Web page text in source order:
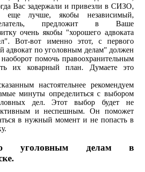
Вас задержали и привезли в СИЗО,
еще лучше, якобы независимый,
предложит в Ваше
очень якобы "хорошего адвоката
Вот-вот именно этот, с первого
адвокат по уголовным делам" должен
помочь правоохранительным
их коварный план. Думаете это
настоятельнее рекомендуем
минуты определиться с выбором
дел. Этот выбор будет не
и неспешным. Он поможет
в нужный момент и не попасть в
уголовным делам в